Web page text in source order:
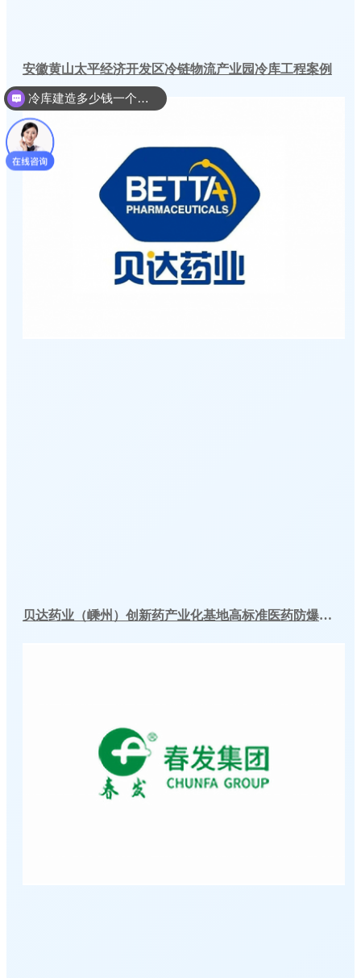
安徽黄山太平经济开发区冷链物流产业园冷库工程案例
贝达药业（嵊州）创新药产业化基地高标准医药防爆冷库建造工程案例
冷库建造多少钱一个平方